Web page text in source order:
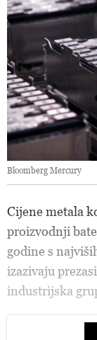
Bloomberg Mercury
Cijene metala
proizvodnji
godine s
izazivaju
industrijska